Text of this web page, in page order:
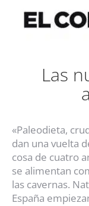
Las
«Paleodieta,
dan una vuelta
cosa de cuatro
se alimentan
las cavernas.
España